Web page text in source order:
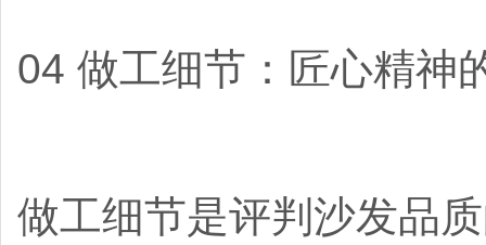
04 做工细节：匠心精神
做工细节是评判沙发品